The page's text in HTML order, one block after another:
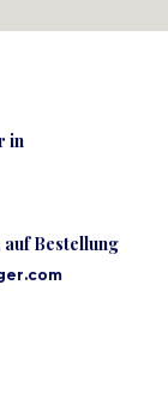
in
Bestellung